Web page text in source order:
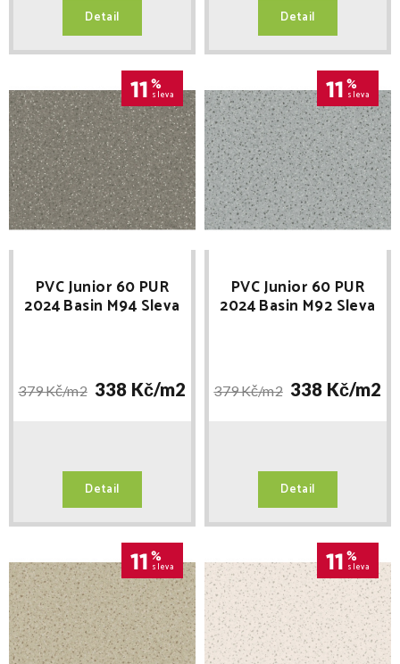
Detail Detail
11 %
sleva
PVC Junior 60 PUR
2024 Basin M94 Sleva
379 Kč/m2 338 Kč/m2
Detail
11 %
sleva
PVC Junior 60 PUR
2024 Basin M92 Sleva
379 Kč/m2 338 Kč/m2
Detail
11 %
sleva 11 %
sleva